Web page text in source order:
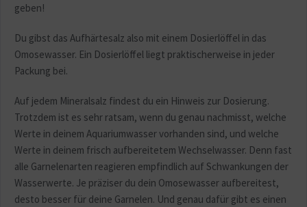
geben!
Du gibst das Aufhärtesalz also mit einem Dosierlöffel in das
Omosewasser. Ein Dosierlöffel liegt praktischerweise in jeder
Packung bei.
Auf jedem Mineralsalz findest du ein Hinweis zur Dosierung.
Trotzdem ist es sehr ratsam, wenn du genau nachmisst, welche
Werte in deinem Aquariumwasser vorhanden sind, und welche
Werte in deinem frisch aufbereitetem Wechselwasser. Denn fast
alle Garnelenarten reagieren empfindlich auf Schwankungen der
Wasserwerte. Je präziser du dein Omosewasser aufbereitest,
desto besser für deine Garnelen. Und genau dafür gibt es einen